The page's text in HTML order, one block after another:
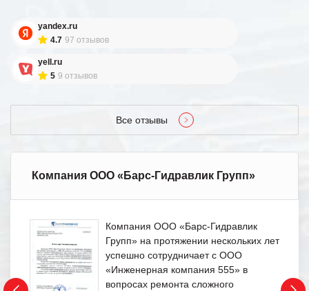
yandex.ru
4.7 97 отзывов
yell.ru
5 9 отзывов
Все отзывы
Компания ООО «Барс-Гидравлик Групп»
Компания ООО «Барс-Гидравлик
Групп» на протяжении нескольких лет
успешно сотрудничает с ООО
«Инженерная компания 555» в
вопросах ремонта сложного